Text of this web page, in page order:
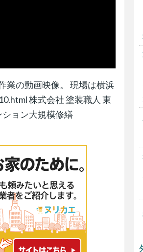
業の動画映像。 現場は横浜
株式会社 塗装職人 東
ョン大規模修繕